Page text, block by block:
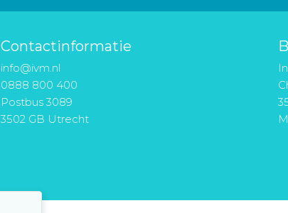
Contactinformatie
info@ivm.nl
0888 800 400
Postbus 3089
3502 GB Utrecht